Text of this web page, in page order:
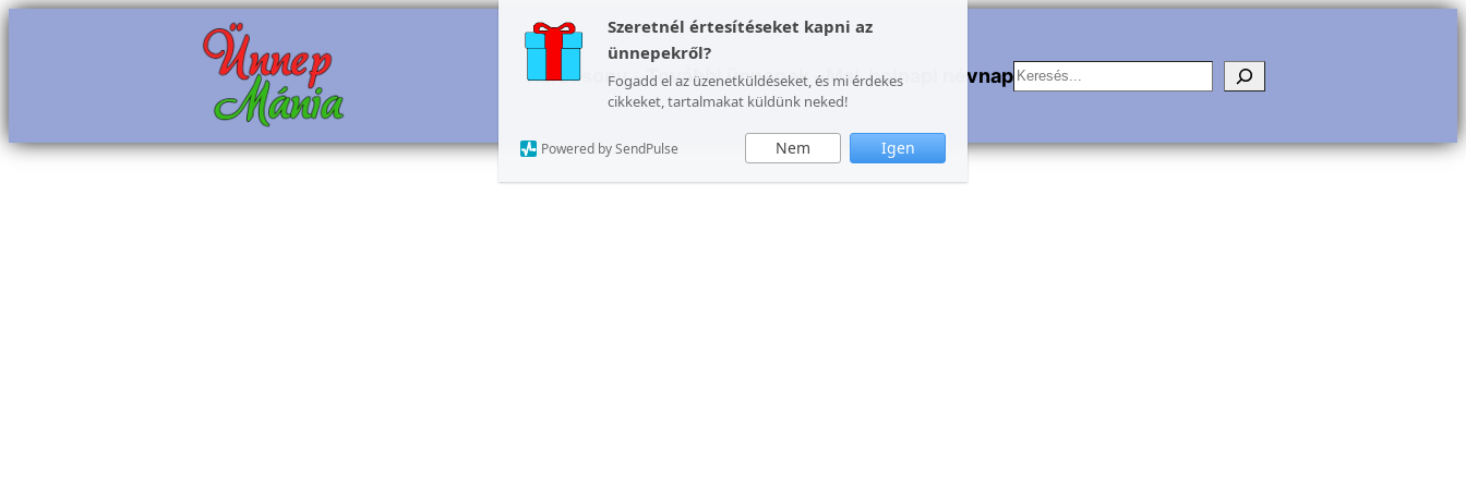
Szeretnél értesítéseket kapni az
ünnepekről?
Fogadd el az üzenetküldéseket, és mi érdekes
cikkeket, tartalmakat küldünk neked!
Nem Igen
Powered by SendPulse
Ugrás
Karácsony További ünnepek Mai, holnapi névnapKeresés